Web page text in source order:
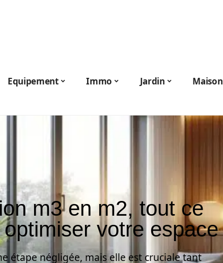
Equipement Immo Jardin Maison
m3 en m2, tout ce
votre espace
étape négligée, mais elle est cruciale tant